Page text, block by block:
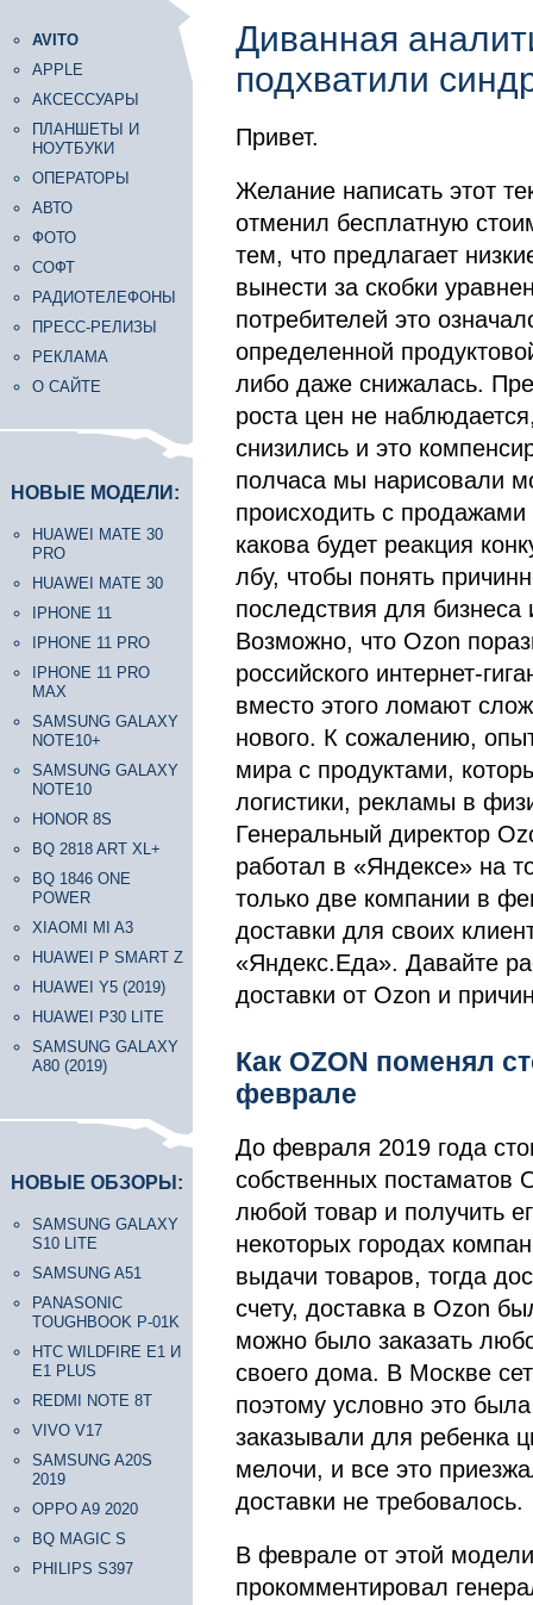
AVITO
APPLE
АКСЕССУАРЫ
ПЛАНШЕТЫ И
НОУТБУКИ
ОПЕРАТОРЫ
АВТО
ФОТО
СОФТ
РАДИОТЕЛЕФОНЫ
ПРЕСС-РЕЛИЗЫ
РЕКЛАМА
О САЙТЕ
НОВЫЕ МОДЕЛИ:
HUAWEI MATE 30
PRO
HUAWEI MATE 30
IPHONE 11
IPHONE 11 PRO
IPHONE 11 PRO
MAX
SAMSUNG GALAXY
NOTE10+
SAMSUNG GALAXY
NOTE10
HONOR 8S
BQ 2818 ART XL+
BQ 1846 ONE
POWER
XIAOMI MI A3
HUAWEI P SMART Z
HUAWEI Y5 (2019)
HUAWEI P30 LITE
SAMSUNG GALAXY
A80 (2019)
НОВЫЕ ОБЗОРЫ:
SAMSUNG GALAXY
S10 LITE
SAMSUNG A51
PANASONIC
TOUGHBOOK P-01K
HTC WILDFIRE E1 И
E1 PLUS
REDMI NOTE 8T
VIVO V17
SAMSUNG A20S
2019
OPPO A9 2020
BQ MAGIC S
PHILIPS S397
Диванная
подхватили
Привет.
Желание написать этот
отменил бесплатную
тем, что предлагает
вынести за скобки
потребителей это
определенной
либо даже снижалась.
роста цен не
снизились и это
полчаса мы нарисовали
происходить с
какова будет реакция
лбу, чтобы понять
последствия для
Возможно, что Ozon
российского интернет-
вместо этого ломают
нового. К сожалению,
мира с продуктами,
логистики, рекламы в
Генеральный директор
работал в «Яндексе» на
только две компании в
доставки для своих
«Яндекс.Еда». Давайте
доставки от Ozon и
Как OZON поменял
феврале
До февраля 2019 года
собственных постаматов
любой товар и получить
некоторых городах
выдачи товаров, тогда
счету, доставка в Ozon
можно было заказать
своего дома. В Москве
поэтому условно это
заказывали для ребенка
мелочи, и все это
доставки не требовалось.
В феврале от этой
прокомментировал